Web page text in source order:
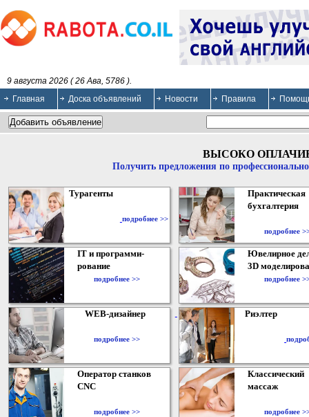
9 августа 2026 ( 26 Ава, 5786 ).
Главная
Доска объявлений Новости Правила
ВЫСОКО
Получить предложения по
Турагенты
подробнее >>
Практическая
бухгалтерия
подробнее
IT и программи-
рование
подробнее >>
Ювелирное
3D
подробнее
WEB-дизайнер
подробнее >>
Риэлтер
Оператор станков
CNC
подробнее >>
Классический
массаж
подробнее